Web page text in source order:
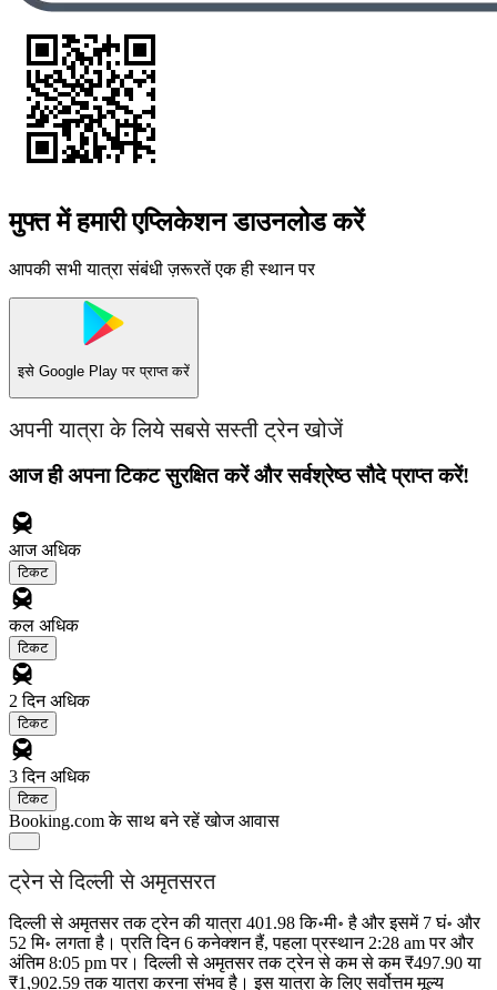
मुफ्त में हमारी एप्लिकेशन डाउनलोड करें
आपकी सभी यात्रा संबंधी ज़रूरतें एक ही स्थान पर
इसे Google Play पर प्राप्त करें
अपनी यात्रा के लिये सबसे सस्ती ट्रेन खोजें
आज ही अपना टिकट सुरक्षित करें और सर्वश्रेष्ठ सौदे प्राप्त करें!
आजअधिक
टिकट
कल अधिक
टिकट
2 दिनअधिक
टिकट
3 दिनअधिक
टिकट
Booking.com के साथ बने रहें खोज आवास
ट्रेन से दिल्ली से अमृतसरत
दिल्ली से अमृतसर तक ट्रेन की यात्रा 401.98 कि॰मी॰ है और इसमें 7 घं॰ और
52 मि॰ लगता है। प्रति दिन 6 कनेक्शन हैं, पहला प्रस्थान 2:28 am पर और
अंतिम 8:05 pm पर। दिल्ली से अमृतसर तक ट्रेन से कम से कम ₹497.90 या
₹1,902.59 तक यात्रा करना संभव है। इस यात्रा के लिए सर्वोत्तम मूल्य